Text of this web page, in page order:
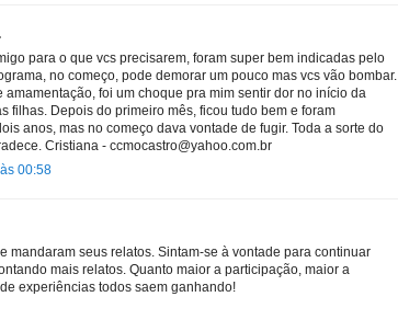
para o que vcs precisarem, foram super bem indicadas pelo
no começo, pode demorar um pouco mas vcs vão bombar.
amamentação, foi um choque pra mim sentir dor no início da
filhas. Depois do primeiro mês, ficou tudo bem e foram
anos, mas no começo dava vontade de fugir. Toda a sorte do
Cristiana - ccmocastro@yahoo.com.br
00:58
mandaram seus relatos. Sintam-se à vontade para continuar
mais relatos. Quanto maior a participação, maior a
experiências todos saem ganhando!